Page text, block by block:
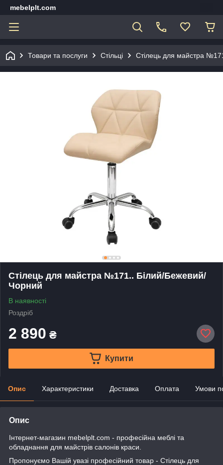
mebelplt.com
Товари та послуги Стільці Стілець для майстра
Стілець для майстра №171.. Білий/Бежевий/
Чорний
В наявності
Роздріб
2 890 ₴
Купити
Опис Характеристики Доставка Оплата Умови
Опис
Інтернет-магазин mebelplt.com - професійна меблі та
обладнання для майстрів салонів краси.
Пропонуємо Вашій увазі професійний товар - Стілець для